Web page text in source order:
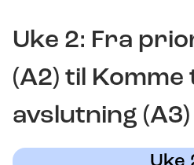
Uke 2: Fra
(A2) til Komme
avslutning (A3)